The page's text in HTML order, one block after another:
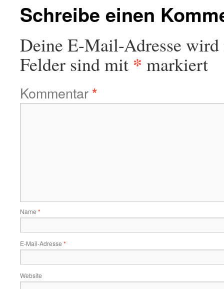
Schreibe einen
Deine E-Mail-Adresse
Felder sind mit * markiert
Kommentar*
Name *
E-Mail-Adresse *
Website